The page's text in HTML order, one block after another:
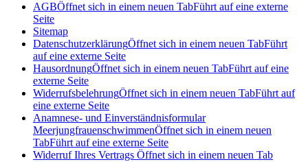
AGBÖffnet sich in einem neuen TabFührt auf eine externe
Seite
Sitemap
DatenschutzerklärungÖffnet sich in einem neuen TabFührt
auf eine externe Seite
HausordnungÖffnet sich in einem neuen TabFührt auf eine
externe Seite
WiderrufsbelehrungÖffnet sich in einem neuen TabFührt auf
eine externe Seite
Anamnese- und Einverständnisformular
MeerjungfrauenschwimmenÖffnet sich in einem neuen
TabFührt auf eine externe Seite
Widerruf Ihres Vertrags Öffnet sich in einem neuen Tab